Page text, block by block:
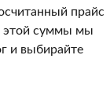
прайс
этой суммы мы
и выбирайте